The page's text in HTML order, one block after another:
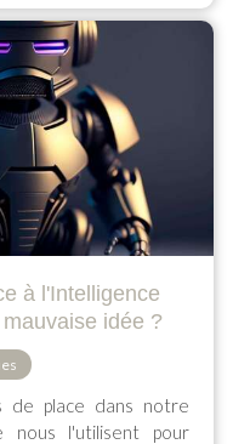
à l'Intelligence
idée ?
de place dans notre
nous l'utilisent pour